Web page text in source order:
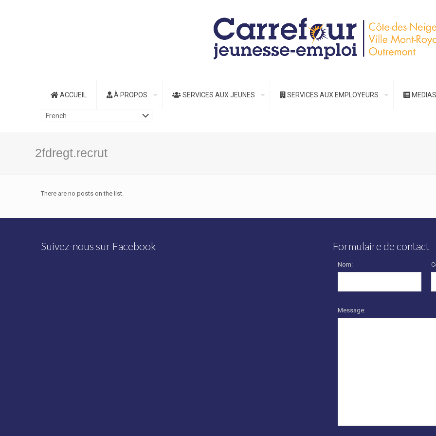
ACCUEIL À PROPOS SERVICES AUX JEUNES SERVICES AUX EMPLOYEURS MEDIAS
2fdregt.recrut
There are no posts on the list.
Suivez-nous sur Facebook Formulaire de contact
Nom:
Message: